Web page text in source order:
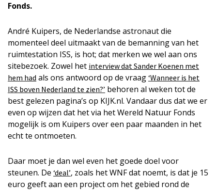
Fonds.
André Kuipers, de Nederlandse astronaut die
momenteel deel uitmaakt van de bemanning van het
ruimtestation ISS, is hot; dat merken we wel aan ons
sitebezoek. Zowel het interview dat Sander Koenen met
hem had als ons antwoord op de vraag ‘Wanneer is het
ISS boven Nederland te zien?’ behoren al weken tot de
best gelezen pagina’s op KIJK.nl. Vandaar dus dat we er
even op wijzen dat het via het Wereld Natuur Fonds
mogelijk is om Kuipers over een paar maanden in het
echt te ontmoeten.
Daar moet je dan wel even het goede doel voor
steunen. De ‘deal’, zoals het WNF dat noemt, is dat je 15
euro geeft aan een project om het gebied rond de